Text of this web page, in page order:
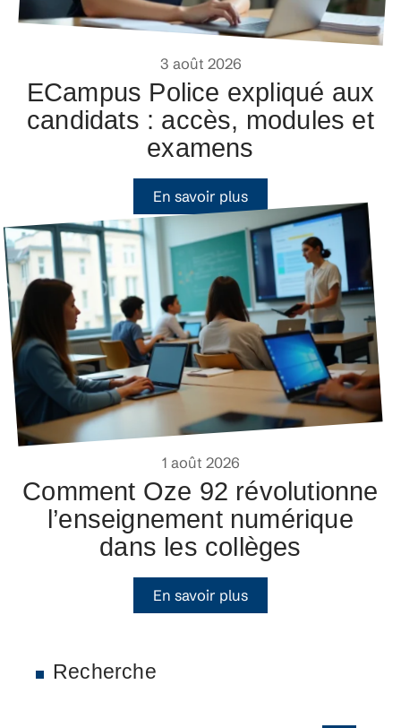
3 août 2026
ECampus Police expliqué aux
candidats : accès, modules et
examens
En savoir plus
1 août 2026
Comment Oze 92 révolutionne
l’enseignement numérique
dans les collèges
En savoir plus
Recherche